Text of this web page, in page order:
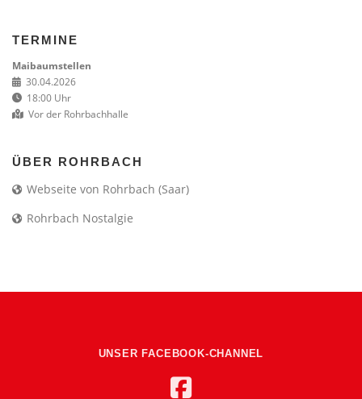
TERMINE
Maibaumstellen
30.04.2026
18:00 Uhr
Vor der Rohrbachhalle
ÜBER ROHRBACH
Webseite von Rohrbach (Saar)
Rohrbach Nostalgie
UNSER FACEBOOK-CHANNEL